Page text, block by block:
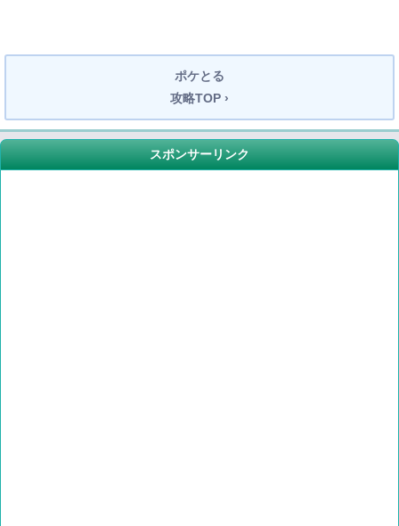
ポケとる
攻略TOP ›
スポンサーリンク